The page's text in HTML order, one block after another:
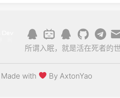
所谓入眠，就是活在死者的世
with By AxtonYao